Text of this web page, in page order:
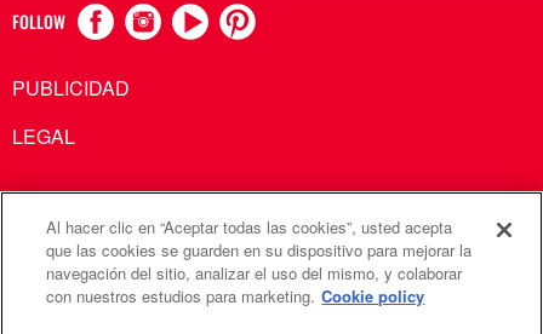
FOLLOW
PUBLICIDAD
LEGAL
Comunicaciones Metodistas Unidas es una agencia de la
Iglesia Metodista Unida
©2026Comunicaciones Metodistas Unidas. Reservados
Al hacer clic en “Aceptar todas las cookies”, usted acepta
que las cookies se guarden en su dispositivo para mejorar la
navegación del sitio, analizar el uso del mismo, y colaborar
con nuestros estudios para marketing. Cookie policy